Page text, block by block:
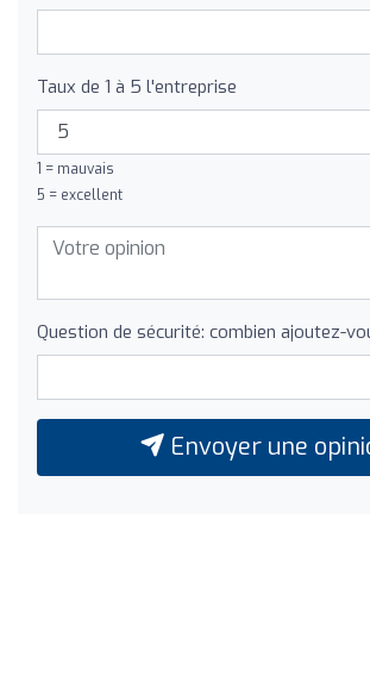
Taux de 1 à 5 l'entreprise
1 = mauvais
5 = excellent
Question de sécurité: combien ajoutez-
Envoyer une